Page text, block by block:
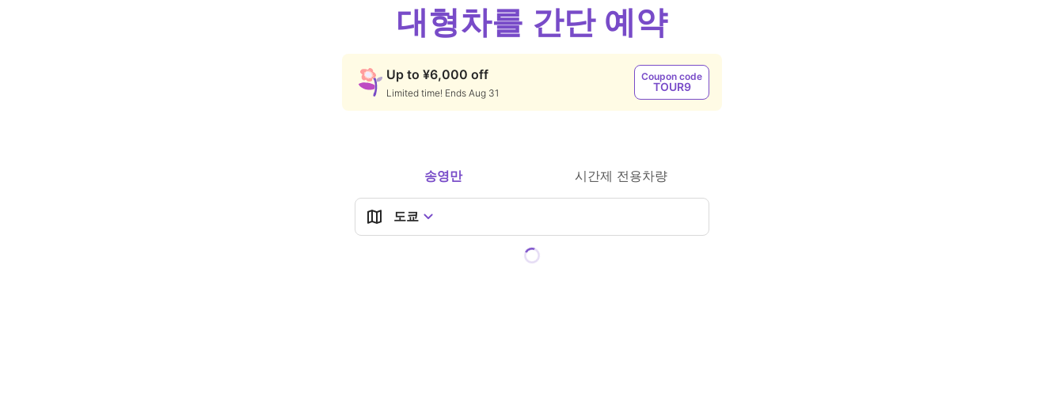
대형차를 간단 예약
Up to ¥6,000 off
Limited time! Ends Aug 31
Coupon code
TOUR9
송영만
시간제 전용차량
도쿄